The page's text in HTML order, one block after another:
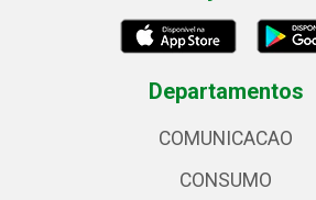
Departamentos
COMUNICACAO
CONSUMO